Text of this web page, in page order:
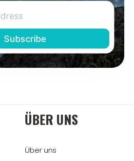
ÜBER UNS
Über uns